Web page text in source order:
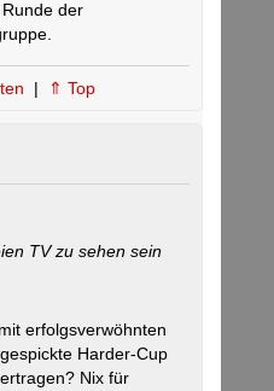
der
| ⇑ Top
TV zu sehen sein
erfolgsverwöhnten
Harder-Cup
Nix für